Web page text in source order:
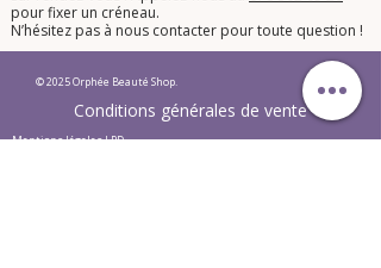
pour fixer un créneau.
​N’hésitez pas à nous contacter pour toute question !​
© 2025 Orphée Beauté Shop.
Conditions générales de vente
Mentions légales LPD